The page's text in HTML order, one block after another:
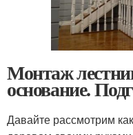
Монтаж
основание.
Давайте рассмотрим